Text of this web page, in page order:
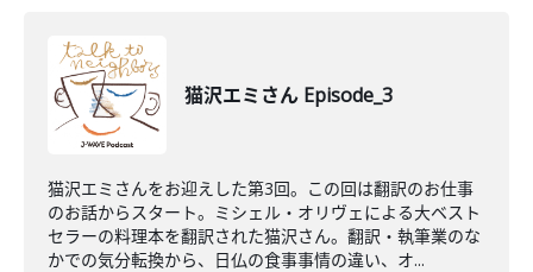
猫沢エミさん Episode_3
猫沢エミさんをお迎えした第3回。この回は翻訳のお仕事
のお話からスタート。ミシェル・オリヴェによる大ベスト
セラーの料理本を翻訳された猫沢さん。翻訳・執筆業のな
かでの気分転換から、日仏の食事事情の違い、オ...